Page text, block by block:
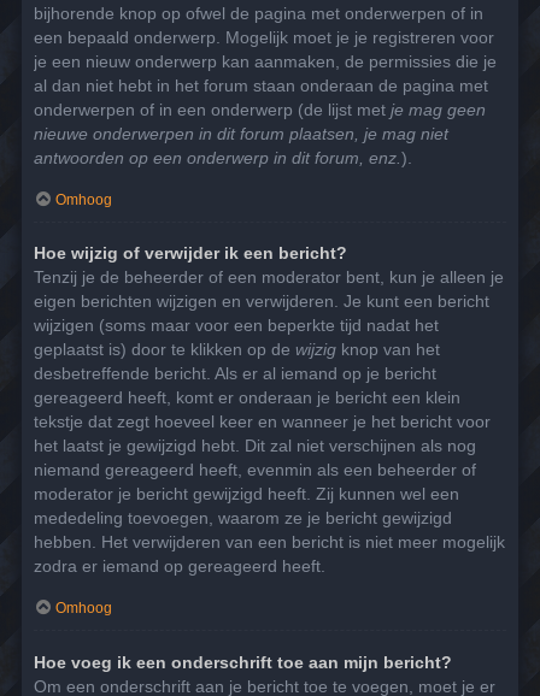
bijhorende knop op ofwel de pagina met onderwerpen of in
een bepaald onderwerp. Mogelijk moet je je registreren voor
je een nieuw onderwerp kan aanmaken, de permissies die je
al dan niet hebt in het forum staan onderaan de pagina met
onderwerpen of in een onderwerp (de lijst met je mag geen
nieuwe onderwerpen in dit forum plaatsen, je mag niet
antwoorden op een onderwerp in dit forum, enz. ).
Omhoog
Hoe wijzig of verwijder ik een bericht?
Tenzij je de beheerder of een moderator bent, kun je alleen je
eigen berichten wijzigen en verwijderen. Je kunt een bericht
wijzigen (soms maar voor een beperkte tijd nadat het
geplaatst is) door te klikken op de wijzig knop van het
desbetreffende bericht. Als er al iemand op je bericht
gereageerd heeft, komt er onderaan je bericht een klein
tekstje dat zegt hoeveel keer en wanneer je het bericht voor
het laatst je gewijzigd hebt. Dit zal niet verschijnen als nog
niemand gereageerd heeft, evenmin als een beheerder of
moderator je bericht gewijzigd heeft. Zij kunnen wel een
mededeling toevoegen, waarom ze je bericht gewijzigd
hebben. Het verwijderen van een bericht is niet meer mogelijk
zodra er iemand op gereageerd heeft.
Omhoog
Hoe voeg ik een onderschrift toe aan mijn bericht?
Om een onderschrift aan je bericht toe te voegen, moet je er